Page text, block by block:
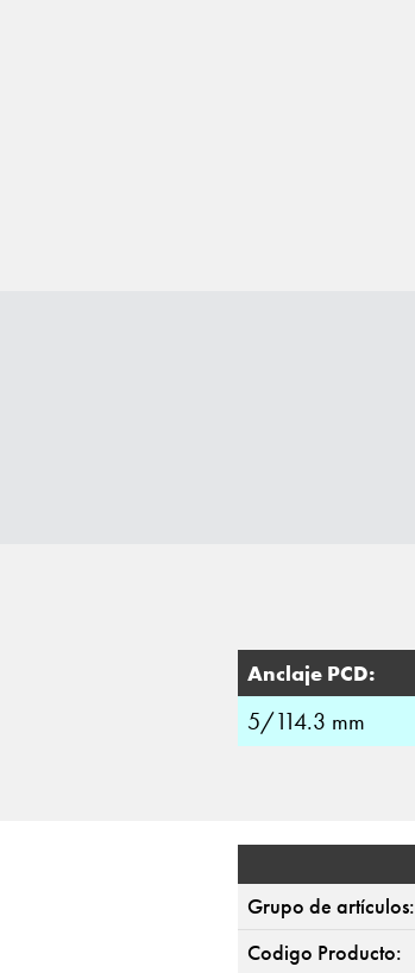
Anclaje PCD:
5/114.3 mm
Grupo de artículos:
Codigo Producto: